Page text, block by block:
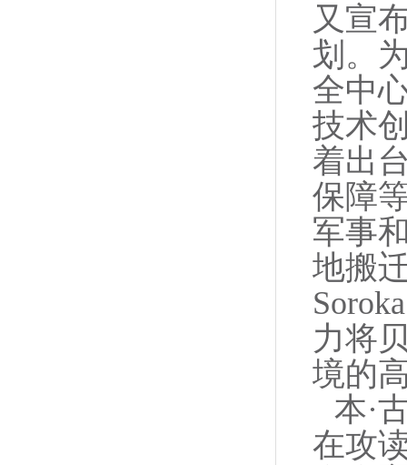
又宣
划。
全中
技术
着出
保障
军事
地搬
力将
境的
本·
在攻